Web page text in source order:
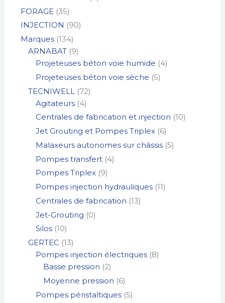
FORAGE 35
INJECTION 90
Marques 134
ARNABAT 9
Projeteuses béton voie humide 4
Projeteuses béton voie sèche 5
TECNIWELL
72
s
Agitateurs 4
Centrales de fabrication et injection 10
Jet Grouting et Pompes Triplex 6
Malaxeurs autonomes sur châssis 5
Pompes transfert 4
Pompes Triplex 9
Pompes injection hydrauliques 11
Centrales de fabrication 13
Jet-Grouting 0
Silos 10
GERTEC 13
Pompes injection électriques 8
Basse pression 2
Moyenne pression 6
Pompes péristaltiques 5